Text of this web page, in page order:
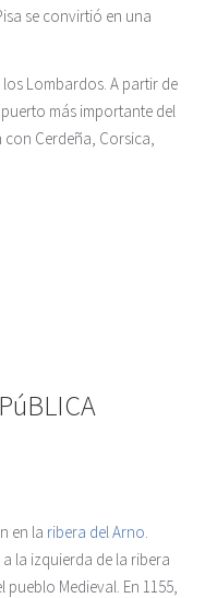
se convirtió en una
los Lombardos. A partir de
más importante del
Cerdeña, Corsica,
en la ribera del Arno.
la izquierda de la ribera
Medieval. En 1155,